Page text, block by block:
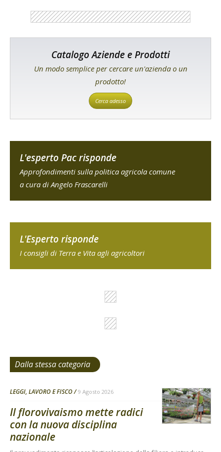
Catalogo Aziende e Prodotti
Un modo semplice per cercare un'azienda o un
prodotto!
Cerca adesso
L'esperto Pac risponde
Approfondimenti sulla politica agricola comune
a cura di Angelo Frascarelli
L'Esperto risponde
I consigli di Terra e Vita agli agricoltori
Dalla stessa categoria
LEGGI, LAVORO E FISCO 9 Agosto 2026
Il florovivaismo mette radici
con la nuova disciplina
nazionale